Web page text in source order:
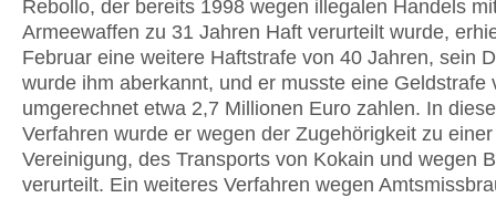
Rebollo, der bereits 1998 wegen illegalen Handels
Armeewaffen zu 31 Jahren Haft verurteilt wurde,
Februar eine weitere Haftstrafe von 40 Jahren, sein
wurde ihm aberkannt, und er musste eine Geldstrafe
umgerechnet etwa 2,7 Millionen Euro zahlen. In
Verfahren wurde er wegen der Zugehörigkeit zu
Vereinigung, des Transports von Kokain und wegen
verurteilt. Ein weiteres Verfahren wegen